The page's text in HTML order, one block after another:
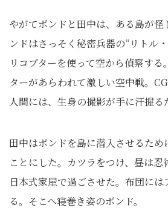
やがてボンドと田中は、ある島が
ンドはさっそく秘密兵器の“リトル
リコプターを使って空から偵察す
ターがあらわれて激しい空中戦。
人間には、生身の撮影が手に汗握る
田中はボンドを島に潜入させるため
ことにした。カツラをつけ、昼は忍
日本式家屋で過ごさせた。布団には
る。そこへ寝巻き姿のボンド。